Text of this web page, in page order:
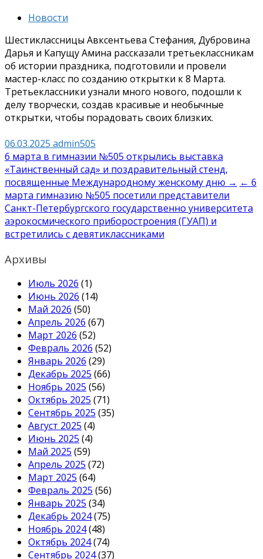
Новости
Шестиклассницы Авксентьева Стефания, Дубровина
Дарья и Капущу Амина рассказали третьеклассникам
об истории праздника, подготовили и провели
мастер-класс по созданию открытки к 8 Марта.
Третьеклассники узнали много нового, подошли к
делу творчески, создав красивые и необычные
открытки, чтобы порадовать своих близких.
06.03.2025 admin505
Навигация
по
записям
6 марта в гимназии №505 открылись выставка
«Таинственный сад» и поздравительный стенд,
посвященные Международному женскому дню → ← 6
марта гимназию №505 посетили представители
Санкт-Петербургского государственно университета
аэрокосмического приборостроения (ГУАП) и
встретились с девятиклассниками
Архивы
Июль 2026 (1)
Июнь 2026 (14)
Май 2026 (50)
Апрель 2026 (67)
Март 2026 (52)
Февраль 2026 (52)
Январь 2026 (29)
Декабрь 2025 (66)
Ноябрь 2025 (56)
Октябрь 2025 (71)
Сентябрь 2025 (35)
Август 2025 (4)
Июнь 2025 (4)
Май 2025 (59)
Апрель 2025 (72)
Март 2025 (64)
Февраль 2025 (56)
Январь 2025 (34)
Декабрь 2024(75)
Ноябрь 2024(48)
Октябрь 2024(74)
Сентябрь 2024(37)